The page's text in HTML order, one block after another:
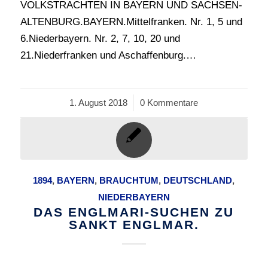
VOLKSTRACHTEN IN BAYERN UND SACHSEN-
ALTENBURG.BAYERN.Mittelfranken. Nr. 1, 5 und
6.Niederbayern. Nr. 2, 7, 10, 20 und
21.Niederfranken und Aschaffenburg.…
1. August 2018
/ 0 Kommentare
1894, BAYERN, BRAUCHTUM, DEUTSCHLAND,
NIEDERBAYERN
DAS ENGLMARI-SUCHEN ZU
SANKT ENGLMAR.